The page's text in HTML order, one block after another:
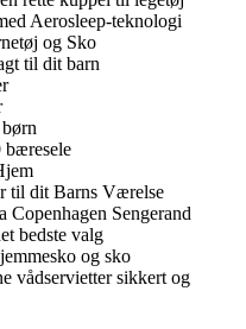
Aerosleep-teknologi
og Sko
til dit barn
bæresele
til dit Barns Værelse
Sengerand
bedste valg
og sko
vådservietter sikkert og